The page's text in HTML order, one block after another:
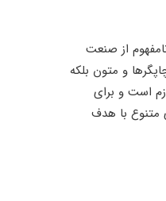
از صنعت
و متون بلکه
است و برای
متنوع با هدف